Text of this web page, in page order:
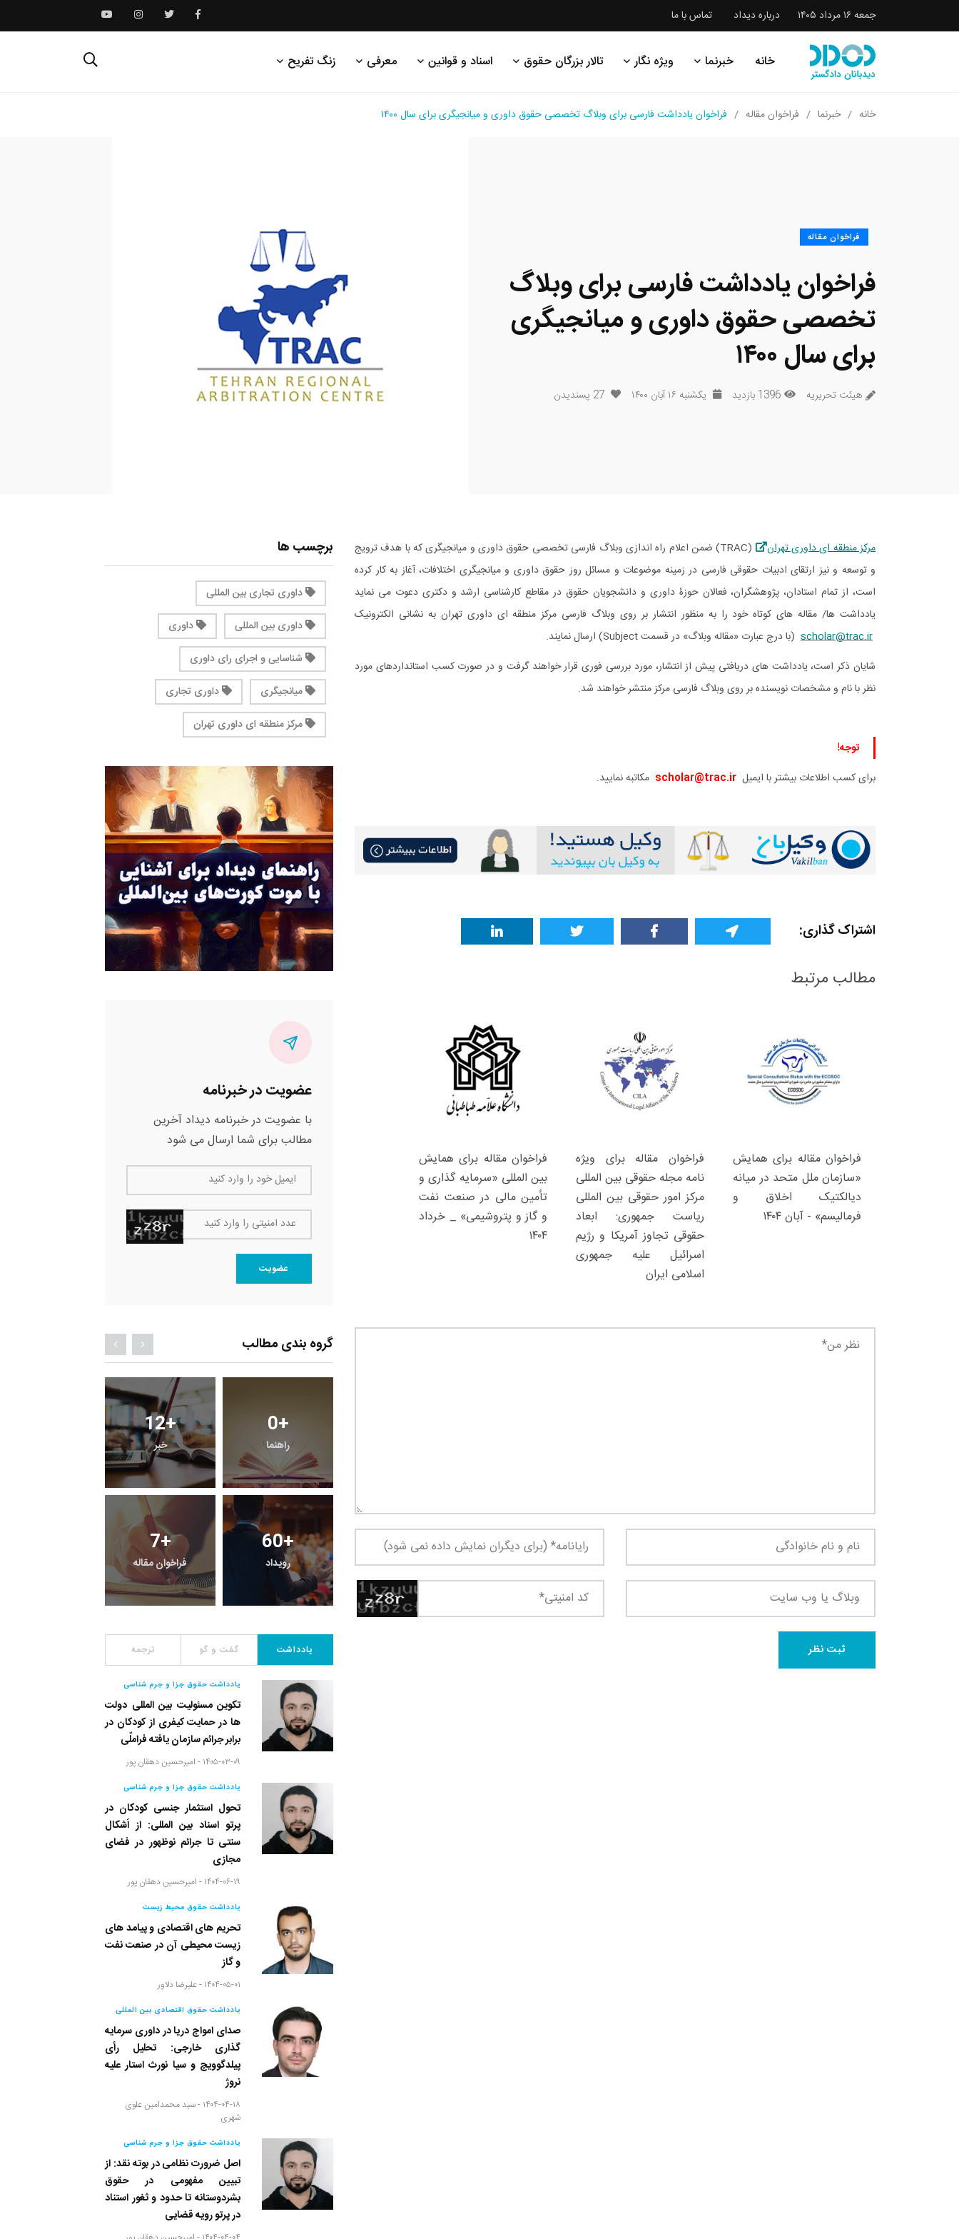
جمعه ۱۶ مرداد ۱۴۰۵ درباره دیداد تماس با ما
خانه خبرنما ویژه نگار تالار بزرگان حقوق اسناد و قوانین معرفی زنگ تفریح
خانه خبرنما فراخوان مقاله فراخوان یادداشت فارسی برای وبلاگ تخصصی حقوق داوری و میانجیگری برای سال ۱۴۰۰
فراخوان مقاله
فراخوان یادداشت فارسی برای وبلاگ
تخصصی حقوق داوری و میانجیگری
برای سال ۱۴۰۰
هیئت تحریریه 1396 بازدید یکشنبه ۱۶ آبان ۱۴۰۰ 27 پسندیدن
مرکز منطقه ای داوری تهران (TRAC
) ضمن اعلام راه اندازی وبلاگ فارسی تخصصی حقوق داوری و میانجیگری که با هدف ترویج
و توسعه و نیز ارتقای ادبیات حقوقی فارسی در زمینه موضوعات و مسائل روز حقوق داوری و میانجیگری اختلافات، آغاز به کار کرده
است، از تمام استادان، پژوهشگران، فعالان حوزۀ داوری و دانشجویان حقوق در مقاطع کارشناسی ارشد و دکتری دعوت می نماید
یادداشت ها/ مقاله های کوتاه خود را به منظور انتشار بر روی وبلاگ فارسی مرکز منطقه ای داوری تهران به نشانی الکترونیک
scholar@trac.ir (با درج عبارت «مقاله وبلاگ» در قسمت(Subject ارسال نمایند.
شایان ذکر است، یادداشت های دریافتی پیش از انتشار، مورد بررسی فوری قرار خواهند گرفت و در صورت کسب استانداردهای مورد
نظر با نام و مشخصات نویسنده بر روی وبلاگ فارسی مرکز منتشر خواهند شد.
توجه!
برای کسب اطلاعات بیشتر با ایمیل scholar@trac.ir مکاتبه نمایید.
اشتراک گذاری:
مطالب مرتبط
فراخوان مقاله برای همایش
«سازمان ملل متحد در میانه
دیالکتیک اخلاق و
فرمالیسم» - آبان ۱۴۰۴
فراخوان مقاله برای ویژه
نامه مجله حقوقی بین المللی
مرکز امور حقوقی بین المللی
ریاست جمهوری: ابعاد
حقوقی تجاوز آمریکا و رژیم
اسرائیل علیه جمهوری
اسلامی ایران
فراخوان مقاله برای همایش
بین المللی «سرمایه گذاری و
تأمین مالی در صنعت نفت
و گاز و پتروشیمی» _ خرداد
۱۴۰۴
برچسب ها
داوری تجاری بین المللی
داوری بین المللی
داوری
شناسایی و اجرای رای داوری
میانجیگری
داوری تجاری
مرکز منطقه ای داوری تهران
عضویت در خبرنامه
با عضویت در خبرنامه دیداد آخرین
مطالب برای شما ارسال می شود
ایمیل خود را وارد کنید
عدد امنیتی را وارد کنید
عضویت
گروه بندی مطالب
12+
خبر
0+
راهنما
7+
فراخوان مقاله
60+
رویداد
1+
حقوق و هنر
1+
معرفی کتاب های حقوقی گفت و گو یادداشت
یادداشت گفت و گو ترجمه
یادداشت حقوق جزا و جرم شناسی
تکوین مسئولیت بین المللی دولت
ها در حمایت کیفری از کودکان در
برابر جرائم سازمان یافته فراملّی
۱۴۰۵-۰۳-۰۹ - امیرحسین دهقان پور
یادداشت حقوق جزا و جرم شناسی
تحول استثمار جنسی کودکان در
پرتو اسناد بین المللی: از اَشکال
سنتی تا جرائم نوظهور در فضای
مجازی
۱۴۰۴-۰۶-۱۹ - امیرحسین دهقان پور
یادداشت حقوق محیط زیست
تحریم های اقتصادی و پیامد های
زیست محیطی آن در صنعت نفت
و گاز
۱۴۰۴-۰۵-۰۱ - علیرضا دلاور
یادداشت حقوق اقتصادی بین المللی
صدای امواج دریا در داوری سرمایه
گذاری خارجی: تحلیل رأی
پیلدگوویچ و سیا نورث استار علیه
نروژ
۱۴۰۴-۰۴-۱۸ - سید محمدامین علوی
شهری
یادداشت حقوق جزا و جرم شناسی
اصل ضرورت نظامی در بوته نقد: از
تبیین مفهومی در حقوق
بشردوستانه تا حدود و ثغور استناد
در پرتو رویه قضایی